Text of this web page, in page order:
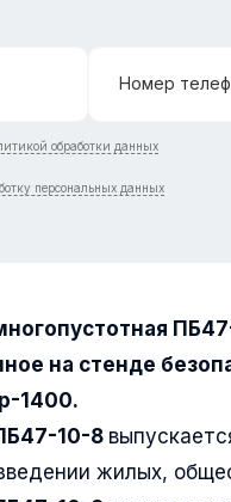
Номер
обработки данных
персональных данных
на стенде
1400.
10-8
жилых,